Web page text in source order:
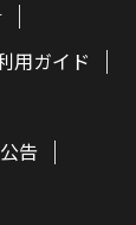
用ガイド
告